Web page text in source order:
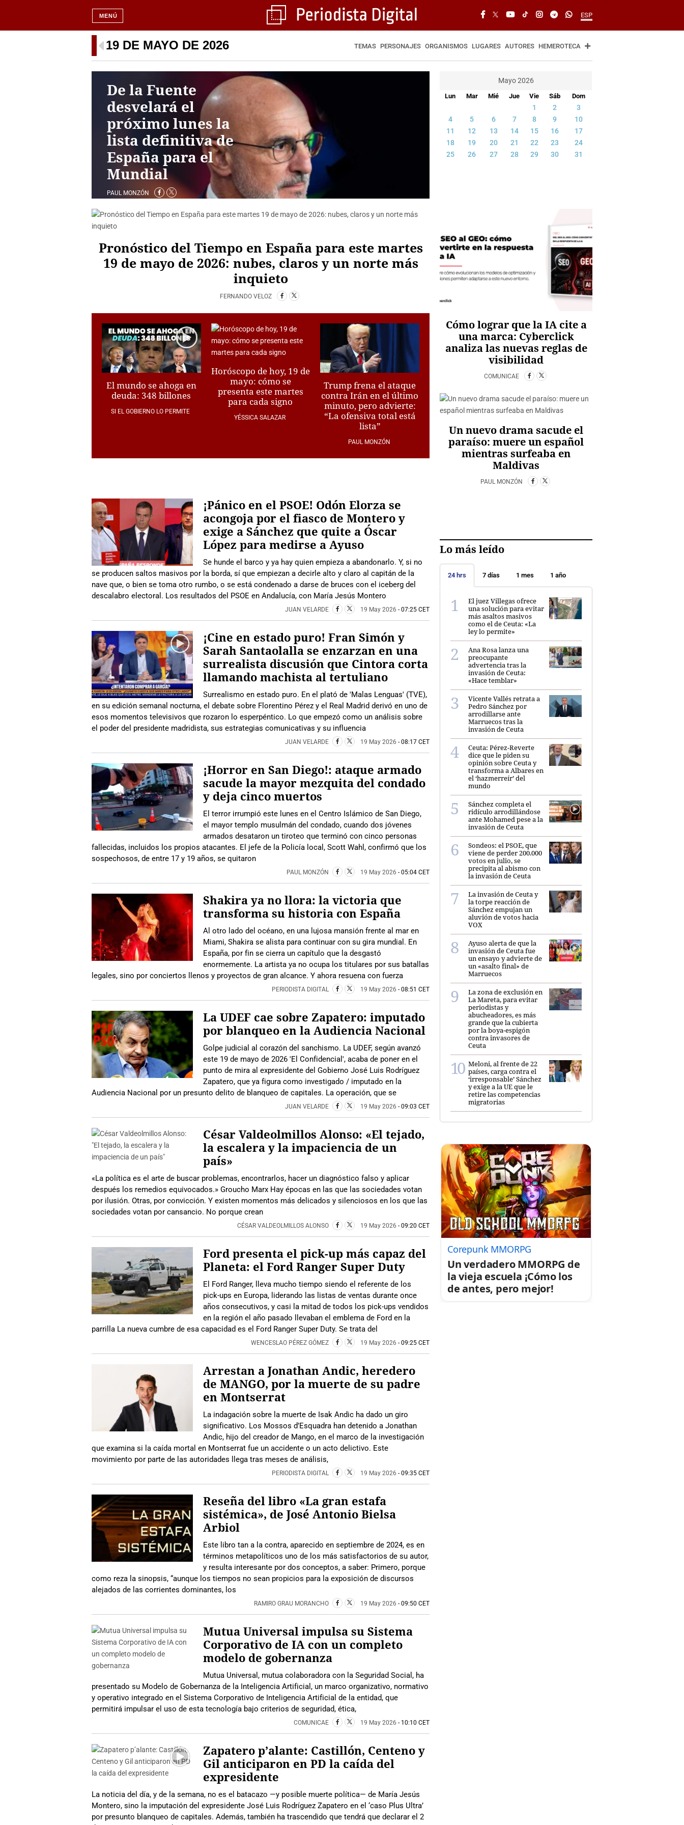
ESP
MENÚ
19 DE MAYO DE 2026 TEMAS PERSONAJES ORGANISMOS LUGARES AUTORES HEMEROTECA
De la Fuente
desvelará el
próximo lunes la
lista definitiva de
España para el
Mundial
PAUL MONZÓN
Mayo 2026
Lun Mar Mié Jue Vie Sáb Dom
1 2
3
4
5 6 7 8 9
10
11
12 13 14 15 16
17
18
19 20 21 22 23
24
25
26 27 28 29 30 31
Pronóstico del Tiempo en España para este martes
19 de mayo de 2026: nubes, claros y un norte más
inquieto
FERNANDO VELOZ
El mundo se ahoga en
deuda: 348 billones
SI EL GOBIERNO LO PERMITE
Horóscopo de hoy, 19 de
mayo: cómo se
presenta este martes
para cada signo
YÉSSICA SALAZAR
Trump frena el ataque
contra Irán en el último
minuto, pero advierte:
“La ofensiva total está
lista”
PAUL MONZÓN
Cómo lograr que la IA cite a
una marca: Cyberclick
analiza las nuevas reglas de
visibilidad
COMUNICAE
Un nuevo drama sacude el
paraíso: muere un español
mientras surfeaba en
Maldivas
PAUL MONZÓN
¡Pánico en el PSOE! Odón Elorza se
acongoja por el fiasco de Montero y
exige a Sánchez que quite a Óscar
López para medirse a Ayuso
Se hunde el barco y ya hay quien empieza a abandonarlo. Y, si no
se producen saltos masivos por la borda, sí que empiezan a decirle alto y claro al capitán de la
nave que, o bien se toma otro rumbo, o se está condenado a darse de bruces con el iceberg del
descalabro electoral. Los resultados del PSOE en Andalucía, con María Jesús Montero
JUAN VELARDE 19 May 2026 - 07:25 CET
¡Cine en estado puro! Fran Simón y
Sarah Santaolalla se enzarzan en una
surrealista discusión que Cintora corta
llamando machista al tertuliano
Surrealismo en estado puro. En el plató de 'Malas Lenguas' (TVE),
en su edición semanal nocturna, el debate sobre Florentino Pérez y el Real Madrid derivó en uno de
esos momentos televisivos que rozaron lo esperpéntico. Lo que empezó como un análisis sobre
el poder del presidente madridista, sus estrategias comunicativas y su influencia
JUAN VELARDE 19 May 2026 - 08:17 CET
¡Horror en San Diego!: ataque armado
sacude la mayor mezquita del condado
y deja cinco muertos
El terror irrumpió este lunes en el Centro Islámico de San Diego,
el mayor templo musulmán del condado, cuando dos jóvenes
armados desataron un tiroteo que terminó con cinco personas
fallecidas, incluidos los propios atacantes. El jefe de la Policía local, Scott Wahl, confirmó que los
sospechosos, de entre 17 y 19 años, se quitaron
PAUL MONZÓN 19 May 2026 - 05:04 CET
Shakira ya no llora: la victoria que
transforma su historia con España
Al otro lado del océano, en una lujosa mansión frente al mar en
Miami, Shakira se alista para continuar con su gira mundial. En
España, por fin se cierra un capítulo que la desgastó
enormemente. La artista ya no ocupa los titulares por sus batallas
legales, sino por conciertos llenos y proyectos de gran alcance. Y ahora resuena con fuerza
PERIODISTA DIGITAL 19 May 2026 - 08:51 CET
La UDEF cae sobre Zapatero: imputado
por blanqueo en la Audiencia Nacional
Golpe judicial al corazón del sanchismo. La UDEF, según avanzó
este 19 de mayo de 2026 'El Confidencial', acaba de poner en el
punto de mira al expresidente del Gobierno José Luis Rodríguez
Zapatero, que ya figura como investigado / imputado en la
Audiencia Nacional por un presunto delito de blanqueo de capitales. La operación, que se
JUAN VELARDE 19 May 2026 - 09:03 CET
César Valdeolmillos Alonso: «El tejado,
la escalera y la impaciencia de un
país»
«La política es el arte de buscar problemas, encontrarlos, hacer un diagnóstico falso y aplicar
después los remedios equivocados.» Groucho Marx Hay épocas en las que las sociedades votan
por ilusión. Otras, por convicción. Y existen momentos más delicados y silenciosos en los que las
sociedades votan por cansancio. No porque crean
CÉSAR VALDEOLMILLOS ALONSO 19 May 2026 - 09:20 CET
Ford presenta el pick-up más capaz del
Planeta: el Ford Ranger Super Duty
El Ford Ranger, lleva mucho tiempo siendo el referente de los
pick-ups en Europa, liderando las listas de ventas durante once
años consecutivos, y casi la mitad de todos los pick-ups vendidos
en la región el año pasado llevaban el emblema de Ford en la
parrilla La nueva cumbre de esa capacidad es el Ford Ranger Super Duty. Se trata del
WENCESLAO PÉREZ GÓMEZ 19 May 2026 - 09:25 CET
Arrestan a Jonathan Andic, heredero
de MANGO, por la muerte de su padre
en Montserrat
La indagación sobre la muerte de Isak Andic ha dado un giro
significativo. Los Mossos d’Esquadra han detenido a Jonathan
Andic, hijo del creador de Mango, en el marco de la investigación
que examina si la caída mortal en Montserrat fue un accidente o un acto delictivo. Este
movimiento por parte de las autoridades llega tras meses de análisis,
PERIODISTA DIGITAL 19 May 2026 - 09:35 CET
Reseña del libro «La gran estafa
sistémica», de José Antonio Bielsa
Arbiol
Este libro tan a la contra, aparecido en septiembre de 2024, es en
términos metapolíticos uno de los más satisfactorios de su autor,
y resulta interesante por dos conceptos, a saber: Primero, porque
como reza la sinopsis, “aunque los tiempos no sean propicios para la exposición de discursos
alejados de las corrientes dominantes, los
RAMIRO GRAU MORANCHO 19 May 2026 - 09:50 CET
Mutua Universal impulsa su Sistema
Corporativo de IA con un completo
modelo de gobernanza
Mutua Universal, mutua colaboradora con la Seguridad Social, ha
presentado su Modelo de Gobernanza de la Inteligencia Artificial, un marco organizativo, normativo
y operativo integrado en el Sistema Corporativo de Inteligencia Artificial de la entidad, que
permitirá impulsar el uso de esta tecnología bajo criterios de seguridad, ética,
COMUNICAE 19 May 2026 - 10:10 CET
Zapatero p’alante: Castillón, Centeno y
Gil anticiparon en PD la caída del
expresidente
La noticia del día, y de la semana, no es el batacazo —y posible muerte política— de María Jesús
Montero, sino la imputación del expresidente José Luis Rodríguez Zapatero en el ‘caso Plus Ultra’
por presunto blanqueo de capitales. Además, también ha trascendido que tendrá que declarar el 2
Lo más leído
24 hrs 7 días 1 mes 1 año
El juez Villegas ofrece
una solución para evitar
más asaltos masivos
como el de Ceuta: «La
ley lo permite»
Ana Rosa lanza una
preocupante
advertencia tras la
invasión de Ceuta:
«Hace temblar»
Vicente Vallés retrata a
Pedro Sánchez por
arrodillarse ante
Marruecos tras la
invasión de Ceuta
Ceuta: Pérez-Reverte
dice que le piden su
opinión sobre Ceuta y
transforma a Albares en
el ‘hazmerreír’ del
mundo
Sánchez completa el
ridículo arrodillándose
ante Mohamed pese a la
invasión de Ceuta
Sondeos: el PSOE, que
viene de perder 200.000
votos en julio, se
precipita al abismo con
la invasión de Ceuta
La invasión de Ceuta y
la torpe reacción de
Sánchez empujan un
aluvión de votos hacia
VOX
Ayuso alerta de que la
invasión de Ceuta fue
un ensayo y advierte de
un «asalto final» de
Marruecos
La zona de exclusión en
La Mareta, para evitar
periodistas y
abucheadores, es más
grande que la cubierta
por la boya-espigón
contra invasores de
Ceuta
Meloni, al frente de 22
países, carga contra el
‘irresponsable’ Sánchez
y exige a la UE que le
retire las competencias
migratorias
Corepunk MMORPG
Un verdadero MMORPG de
la vieja escuela ¡Cómo los
de antes, pero mejor!